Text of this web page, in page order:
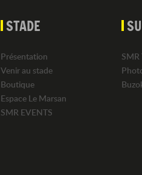
STADE
Présentation
Venir au stade
Boutique
Espace Le Marsan
SMR EVENTS
SMR